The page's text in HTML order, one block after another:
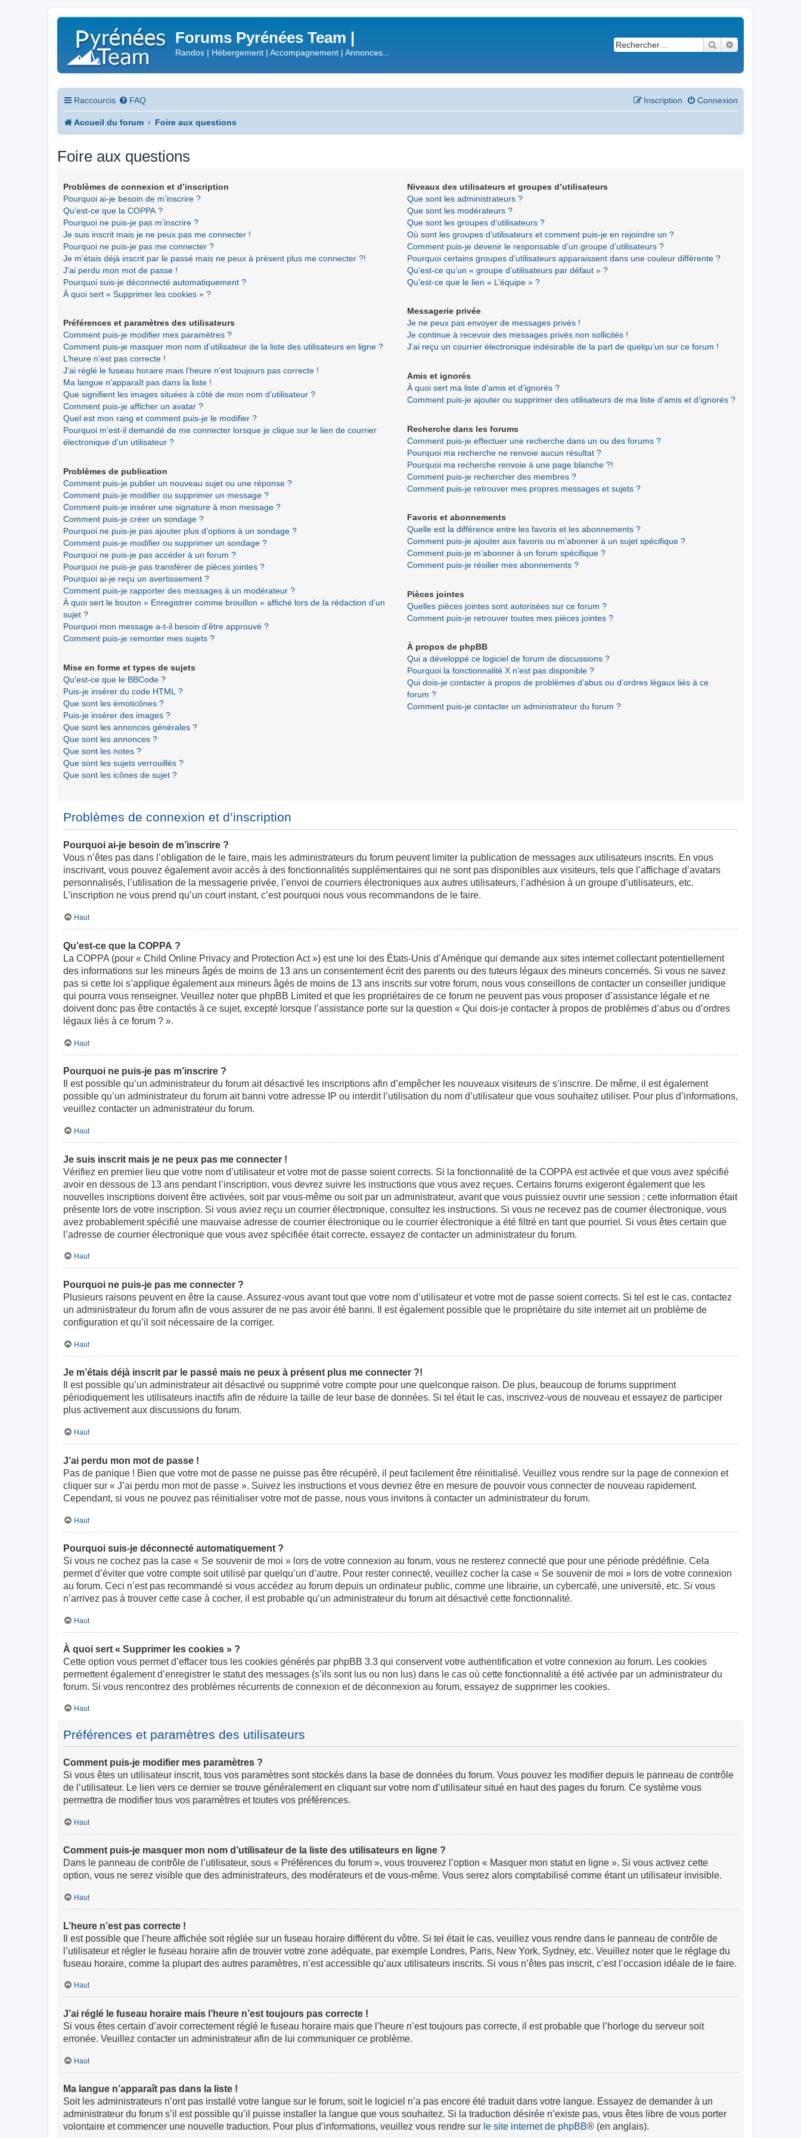
Forums Pyrénées Team |
Randos | Hébergement | Accompagnement | Annonces...
Rechercher
Raccourcis FAQ Connexion
Inscription
Accueil du forum Foire aux questions
Foire aux questions
Problèmes de connexion et d’inscription
Pourquoi ai-je besoin de m’inscrire ?
Qu’est-ce que la COPPA ?
Pourquoi ne puis-je pas m’inscrire ?
Je suis inscrit mais je ne peux pas me connecter !
Pourquoi ne puis-je pas me connecter ?
Je m’étais déjà inscrit par le passé mais ne peux à présent plus me connecter ?!
J’ai perdu mon mot de passe !
Pourquoi suis-je déconnecté automatiquement ?
À quoi sert « Supprimer les cookies » ?
Préférences et paramètres des utilisateurs
Comment puis-je modifier mes paramètres ?
Comment puis-je masquer mon nom d’utilisateur de la liste des utilisateurs en ligne ?
L’heure n’est pas correcte !
J’ai réglé le fuseau horaire mais l’heure n’est toujours pas correcte !
Ma langue n’apparaît pas dans la liste !
Que signifient les images situées à côté de mon nom d’utilisateur ?
Comment puis-je afficher un avatar ?
Quel est mon rang et comment puis-je le modifier ?
Pourquoi m’est-il demandé de me connecter lorsque je clique sur le lien de courrier
électronique d’un utilisateur ?
Problèmes de publication
Comment puis-je publier un nouveau sujet ou une réponse ?
Comment puis-je modifier ou supprimer un message ?
Comment puis-je insérer une signature à mon message ?
Comment puis-je créer un sondage ?
Pourquoi ne puis-je pas ajouter plus d’options à un sondage ?
Comment puis-je modifier ou supprimer un sondage ?
Pourquoi ne puis-je pas accéder à un forum ?
Pourquoi ne puis-je pas transférer de pièces jointes ?
Pourquoi ai-je reçu un avertissement ?
Comment puis-je rapporter des messages à un modérateur ?
À quoi sert le bouton « Enregistrer comme brouillon » affiché lors de la rédaction d’un
sujet ?
Pourquoi mon message a-t-il besoin d’être approuvé ?
Comment puis-je remonter mes sujets ?
Mise en forme et types de sujets
Qu’est-ce que le BBCode ?
Puis-je insérer du code HTML ?
Que sont les émoticônes ?
Puis-je insérer des images ?
Que sont les annonces générales ?
Que sont les annonces ?
Que sont les notes ?
Que sont les sujets verrouillés ?
Que sont les icônes de sujet ?
Niveaux des utilisateurs et groupes d’utilisateurs
Que sont les administrateurs ?
Que sont les modérateurs ?
Que sont les groupes d’utilisateurs ?
Où sont les groupes d’utilisateurs et comment puis-je en rejoindre un ?
Comment puis-je devenir le responsable d’un groupe d’utilisateurs ?
Pourquoi certains groupes d’utilisateurs apparaissent dans une couleur différente ?
Qu’est-ce qu’un « groupe d’utilisateurs par défaut » ?
Qu’est-ce que le lien « L’équipe » ?
Messagerie privée
Je ne peux pas envoyer de messages privés !
Je continue à recevoir des messages privés non sollicités !
J’ai reçu un courrier électronique indésirable de la part de quelqu’un sur ce forum !
Amis et ignorés
À quoi sert ma liste d’amis et d’ignorés ?
Comment puis-je ajouter ou supprimer des utilisateurs de ma liste d’amis et d’ignorés ?
Recherche dans les forums
Comment puis-je effectuer une recherche dans un ou des forums ?
Pourquoi ma recherche ne renvoie aucun résultat ?
Pourquoi ma recherche renvoie à une page blanche ?!
Comment puis-je rechercher des membres ?
Comment puis-je retrouver mes propres messages et sujets ?
Favoris et abonnements
Quelle est la différence entre les favoris et les abonnements ?
Comment puis-je ajouter aux favoris ou m’abonner à un sujet spécifique ?
Comment puis-je m’abonner à un forum spécifique ?
Comment puis-je résilier mes abonnements ?
Pièces jointes
Quelles pièces jointes sont autorisées sur ce forum ?
Comment puis-je retrouver toutes mes pièces jointes ?
À propos de phpBB
Qui a développé ce logiciel de forum de discussions ?
Pourquoi la fonctionnalité X n’est pas disponible ?
Qui dois-je contacter à propos de problèmes d’abus ou d’ordres légaux liés à ce
forum ?
Comment puis-je contacter un administrateur du forum ?
Problèmes de connexion et d’inscription
Pourquoi ai-je besoin de m’inscrire ?
Vous n’êtes pas dans l’obligation de le faire, mais les administrateurs du forum peuvent limiter la publication de messages aux utilisateurs inscrits. En vous
inscrivant, vous pouvez également avoir accès à des fonctionnalités supplémentaires qui ne sont pas disponibles aux visiteurs, tels que l’affichage d’avatars
personnalisés, l’utilisation de la messagerie privée, l’envoi de courriers électroniques aux autres utilisateurs, l’adhésion à un groupe d’utilisateurs, etc.
L’inscription ne vous prend qu’un court instant, c’est pourquoi nous vous recommandons de le faire.
Haut
Qu’est-ce que la COPPA ?
La COPPA (pour « Child Online Privacy and Protection Act ») est une loi des États-Unis d’Amérique qui demande aux sites internet collectant potentiellement
des informations sur les mineurs âgés de moins de 13 ans un consentement écrit des parents ou des tuteurs légaux des mineurs concernés. Si vous ne savez
pas si cette loi s’applique également aux mineurs âgés de moins de 13 ans inscrits sur votre forum, nous vous conseillons de contacter un conseiller juridique
qui pourra vous renseigner. Veuillez noter que phpBB Limited et que les propriétaires de ce forum ne peuvent pas vous proposer d’assistance légale et ne
doivent donc pas être contactés à ce sujet, excepté lorsque l’assistance porte sur la question « Qui dois-je contacter à propos de problèmes d’abus ou d’ordres
légaux liés à ce forum ? ».
Haut
Pourquoi ne puis-je pas m’inscrire ?
Il est possible qu’un administrateur du forum ait désactivé les inscriptions afin d’empêcher les nouveaux visiteurs de s’inscrire. De même, il est également
possible qu’un administrateur du forum ait banni votre adresse IP ou interdit l’utilisation du nom d’utilisateur que vous souhaitez utiliser. Pour plus d’informations,
veuillez contacter un administrateur du forum.
Haut
Je suis inscrit mais je ne peux pas me connecter !
Vérifiez en premier lieu que votre nom d’utilisateur et votre mot de passe soient corrects. Si la fonctionnalité de la COPPA est activée et que vous avez spécifié
avoir en dessous de 13 ans pendant l’inscription, vous devrez suivre les instructions que vous avez reçues. Certains forums exigeront également que les
nouvelles inscriptions doivent être activées, soit par vous-même ou soit par un administrateur, avant que vous puissiez ouvrir une session ; cette information était
présente lors de votre inscription. Si vous aviez reçu un courrier électronique, consultez les instructions. Si vous ne recevez pas de courrier électronique, vous
avez probablement spécifié une mauvaise adresse de courrier électronique ou le courrier électronique a été filtré en tant que pourriel. Si vous êtes certain que
l’adresse de courrier électronique que vous avez spécifiée était correcte, essayez de contacter un administrateur du forum.
Haut
Pourquoi ne puis-je pas me connecter ?
Plusieurs raisons peuvent en être la cause. Assurez-vous avant tout que votre nom d’utilisateur et votre mot de passe soient corrects. Si tel est le cas, contactez
un administrateur du forum afin de vous assurer de ne pas avoir été banni. Il est également possible que le propriétaire du site internet ait un problème de
configuration et qu’il soit nécessaire de la corriger.
Haut
Je m’étais déjà inscrit par le passé mais ne peux à présent plus me connecter ?!
Il est possible qu’un administrateur ait désactivé ou supprimé votre compte pour une quelconque raison. De plus, beaucoup de forums suppriment
périodiquement les utilisateurs inactifs afin de réduire la taille de leur base de données. Si tel était le cas, inscrivez-vous de nouveau et essayez de participer
plus activement aux discussions du forum.
Haut
J’ai perdu mon mot de passe !
Pas de panique ! Bien que votre mot de passe ne puisse pas être récupéré, il peut facilement être réinitialisé. Veuillez vous rendre sur la page de connexion et
cliquer sur « J’ai perdu mon mot de passe ». Suivez les instructions et vous devriez être en mesure de pouvoir vous connecter de nouveau rapidement.
Cependant, si vous ne pouvez pas réinitialiser votre mot de passe, nous vous invitons à contacter un administrateur du forum.
Haut
Pourquoi suis-je déconnecté automatiquement ?
Si vous ne cochez pas la case « Se souvenir de moi » lors de votre connexion au forum, vous ne resterez connecté que pour une période prédéfinie. Cela
permet d’éviter que votre compte soit utilisé par quelqu’un d’autre. Pour rester connecté, veuillez cocher la case « Se souvenir de moi » lors de votre connexion
au forum. Ceci n’est pas recommandé si vous accédez au forum depuis un ordinateur public, comme une librairie, un cybercafé, une université, etc. Si vous
n’arrivez pas à trouver cette case à cocher, il est probable qu’un administrateur du forum ait désactivé cette fonctionnalité.
Haut
À quoi sert « Supprimer les cookies » ?
Cette option vous permet d’effacer tous les cookies générés par phpBB 3.3 qui conservent votre authentification et votre connexion au forum. Les cookies
permettent également d’enregistrer le statut des messages (s’ils sont lus ou non lus) dans le cas où cette fonctionnalité a été activée par un administrateur du
forum. Si vous rencontrez des problèmes récurrents de connexion et de déconnexion au forum, essayez de supprimer les cookies.
Haut
Préférences et paramètres des utilisateurs
Comment puis-je modifier mes paramètres ?
Si vous êtes un utilisateur inscrit, tous vos paramètres sont stockés dans la base de données du forum. Vous pouvez les modifier depuis le panneau de contrôle
de l’utilisateur. Le lien vers ce dernier se trouve généralement en cliquant sur votre nom d’utilisateur situé en haut des pages du forum. Ce système vous
permettra de modifier tous vos paramètres et toutes vos préférences.
Haut
Comment puis-je masquer mon nom d’utilisateur de la liste des utilisateurs en ligne ?
Dans le panneau de contrôle de l’utilisateur, sous « Préférences du forum », vous trouverez l’option « Masquer mon statut en ligne ». Si vous activez cette
option, vous ne serez visible que des administrateurs, des modérateurs et de vous-même. Vous serez alors comptabilisé comme étant un utilisateur invisible.
Haut
L’heure n’est pas correcte !
Il est possible que l’heure affichée soit réglée sur un fuseau horaire différent du vôtre. Si tel était le cas, veuillez vous rendre dans le panneau de contrôle de
l’utilisateur et régler le fuseau horaire afin de trouver votre zone adéquate, par exemple Londres, Paris, New York, Sydney, etc. Veuillez noter que le réglage du
fuseau horaire, comme la plupart des autres paramètres, n’est accessible qu’aux utilisateurs inscrits. Si vous n’êtes pas inscrit, c’est l’occasion idéale de le faire.
Haut
J’ai réglé le fuseau horaire mais l’heure n’est toujours pas correcte !
Si vous êtes certain d’avoir correctement réglé le fuseau horaire mais que l’heure n’est toujours pas correcte, il est probable que l’horloge du serveur soit
erronée. Veuillez contacter un administrateur afin de lui communiquer ce problème.
Haut
Ma langue n’apparaît pas dans la liste !
Soit les administrateurs n’ont pas installé votre langue sur le forum, soit le logiciel n’a pas encore été traduit dans votre langue. Essayez de demander à un
administrateur du forum s’il est possible qu’il puisse installer la langue que vous souhaitez. Si la traduction désirée n’existe pas, vous êtes libre de vous porter
volontaire et commencer une nouvelle traduction. Pour plus d’informations, veuillez vous rendre sur le site internet de phpBB® (en anglais).